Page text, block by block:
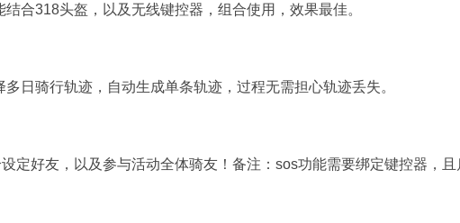
合318头盔，以及无线键控器，组合使用，效果最佳。
日骑行轨迹，自动生成单条轨迹，过程无需担心轨迹丢失。
定好友，以及参与活动全体骑友！备注：sos功能需要绑定键控器，且